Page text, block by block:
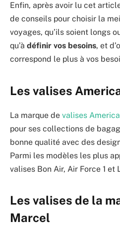
Enfin, après avoir lu cet
de conseils pour choisir la
voyages, qu’ils soient longs
qu’à définir vos besoins, et
correspond le plus à vos
Les valises
La marque de valises
pour ses collections de
bonne qualité avec des
Parmi les modèles les plus
valises Bon Air, Air Force 1 et
Les valises de la
Marcel